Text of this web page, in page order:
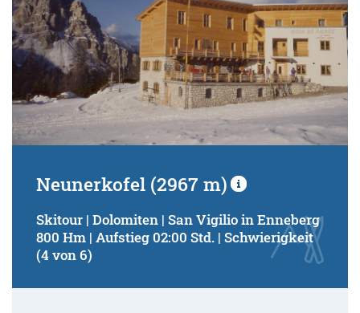
Neunerkofel (2967 m)
Skitour | Dolomiten | San Vigilio in Enneberg
800 Hm | Aufstieg 02:00 Std. | Schwierigkeit
(4 von 6)